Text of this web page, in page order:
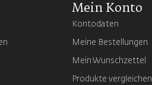
Mein Konto
Kontodaten
Meine Bestellungen
Mein Wunschzettel
Produkte vergleichen